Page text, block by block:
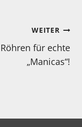
WEITER
Röhren für echte
„Manicas“!